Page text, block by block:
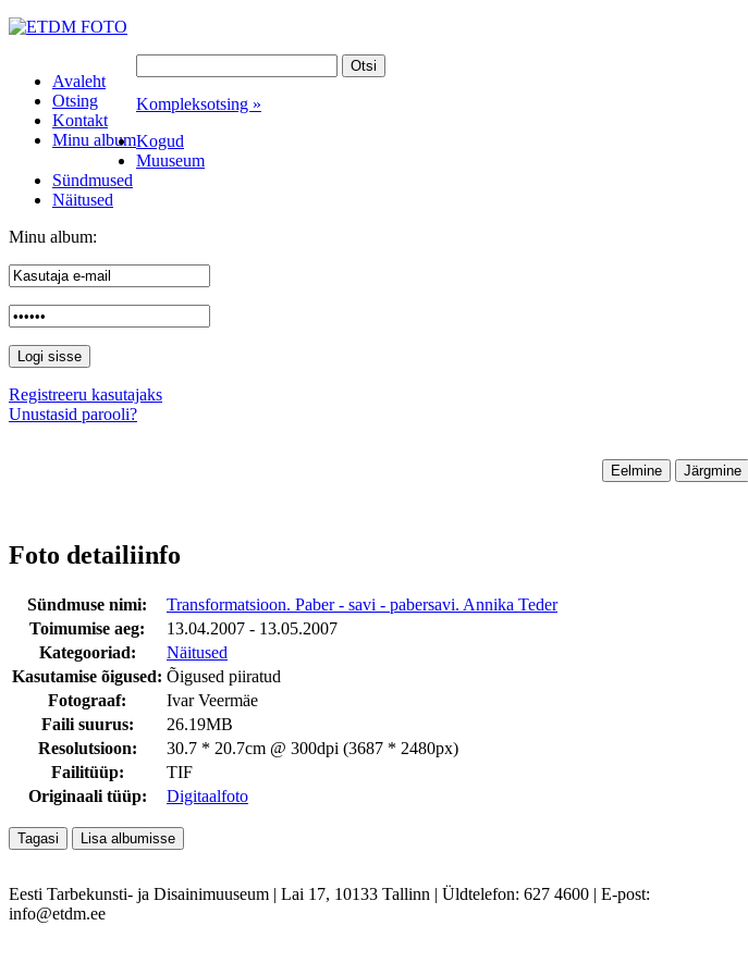
Avaleht
Otsing
Kontakt
Minu album
Kompleksotsing »
Kogud
Muuseum
Sündmused
Näitused
Minu album:
Registreeru kasutajaks
Unustasid parooli?
Foto detailiinfo
Sündmuse nimi:
Transformatsioon. Paber - savi - pabersavi. Annika Teder
Toimumise aeg:
13.04.2007 - 13.05.2007
Kategooriad:
Näitused
Kasutamise õigused: Õigused piiratud
Fotograaf:
Ivar Veermäe
Faili suurus:
26.19MB
Resolutsioon:
30.7 * 20.7cm @ 300dpi (3687 * 2480px)
Failitüüp:
TIF
Originaali tüüp:
Digitaalfoto
Eesti Tarbekunsti- ja Disainimuuseum | Lai 17, 10133 Tallinn | Üldtelefon: 627 4600 | E-post:
info@etdm.ee